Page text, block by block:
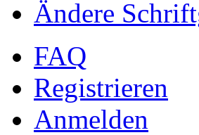
Ändere
FAQ
Registrieren
Anmelden